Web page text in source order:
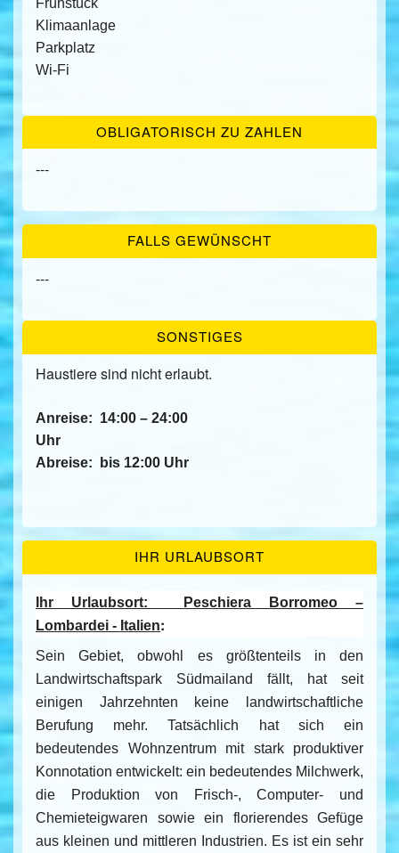
Klimaanlage
Parkplatz
Wi-Fi
OBLIGATORISCH ZU ZAHLEN
---
FALLS GEWÜNSCHT
---
SONSTIGES
Haustiere sind nicht erlaubt.
Anreise: 14:00 – 24:00
Uhr
Abreise:
bis 12:00 Uhr
IHR URLAUBSORT
Ihr Urlaubsort:
Peschiera Borromeo –
Lombardei - Italien:
Sein Gebiet, obwohl es größtenteils in den
Landwirtschaftspark Südmailand fällt, hat seit
einigen Jahrzehnten keine landwirtschaftliche
Berufung mehr. Tatsächlich hat sich ein
bedeutendes Wohnzentrum mit stark produktiver
Konnotation entwickelt: ein bedeutendes Milchwerk,
die Produktion von Frisch-, Computer- und
Chemieteigwaren sowie ein florierendes Gefüge
aus kleinen und mittleren Industrien. Es ist ein sehr